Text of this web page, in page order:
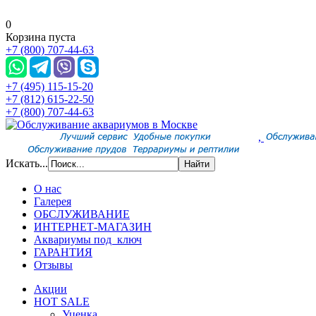
0
Корзина пуста
+7 (800) 707-44-63
+7 (495) 115-15-20
+7 (812) 615-22-50
+7 (800) 707-44-63
,
Искать...
О нас
Галерея
ОБСЛУЖИВАНИЕ
ИНТЕРНЕТ-МАГАЗИН
Аквариумы под ключ
ГАРАНТИЯ
Отзывы
Акции
HOT SALE